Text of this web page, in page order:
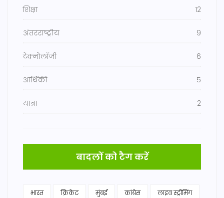
शिक्षा 12
अंतरराष्ट्रीय 9
टेक्नोलॉजी 6
आर्थिकी 5
यात्रा 2
बादलों को टैग करें
भारत क्रिकेट मुंबई कांग्रेस लाइव स्ट्रीमिंग